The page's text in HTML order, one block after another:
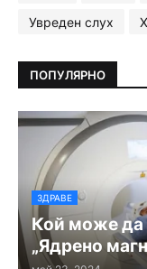
Увреден слух
ПОПУЛЯРНО
ЗДРАВЕ
Кой може да
„Ядрено